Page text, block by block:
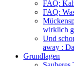
FAQ:
FAQ:
wirklich
Und
away :
Grundlagen